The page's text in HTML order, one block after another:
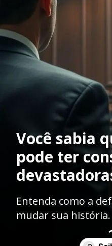
Você sabia
pode ter
Entenda como a
mudar sua história.